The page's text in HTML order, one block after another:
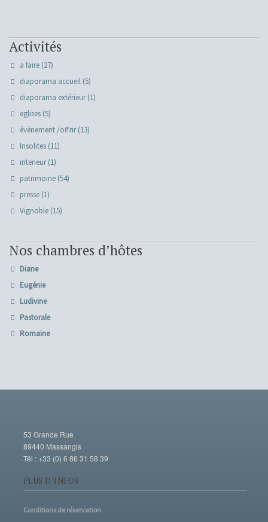
Activités
a faire (27)
diaporama accueil (5)
diaporama extérieur(1)
eglises (5)
événement /offrir(13)
Insolites (11)
interieur(1)
patrimoine (54)
presse (1)
Vignoble (15)
Nos chambres d’hôtes
Diane
Eugénie
Ludivine
Pastorale
Romaine
53 Grande Rue
89440 Massangis
Tél : +33 (0) 6 86 31 58 39
PLUS D’INFOS
Conditions de réservation